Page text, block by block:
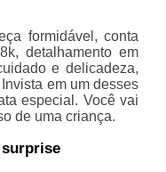
formidável, conta
detalhamento em
e delicadeza,
em um desses
especial. Você vai
de uma criança.